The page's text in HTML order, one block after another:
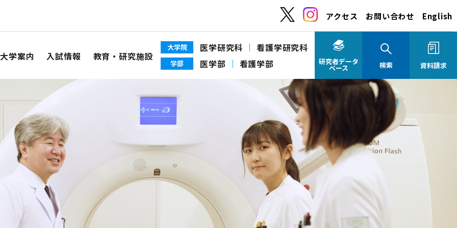
アクセス お問い合わせ English
大学案内 入試情報 教育・研究施設
大学院 医学研究科 看護学研究科
学部 医学部 看護学部 研究者データ
ベース 検索 資料請求